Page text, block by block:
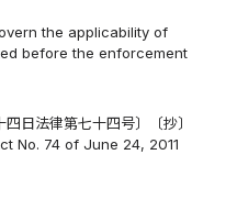
the applicability of
before the enforcement
日法律第七十四号〕〔抄〕
No. 74 of June 24, 2011